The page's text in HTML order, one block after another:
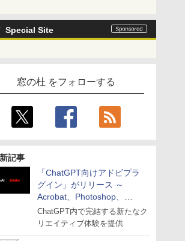
Special Site
窓の杜 をフォローする
記事
「ChatGPT向けアドビプラ
グイン」がリリース ～
Acrobat、Photoshop、
Premiereなどの機能を1つの
プラグインに統合
ChatGPT内で完結する新たなク
リエイティブ体験を提供